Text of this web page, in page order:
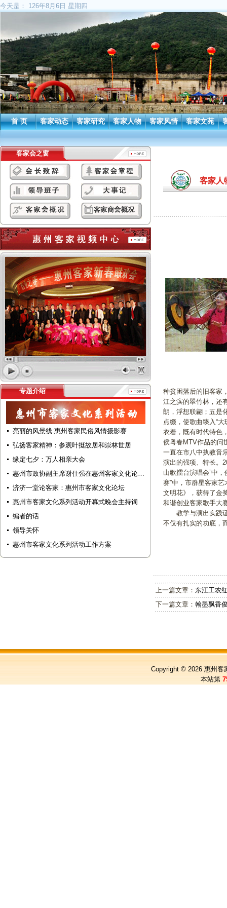
今天是： 126年8月6日 星期四
首 页 客家动态 客家研究 客家人物 客家风情 客家文苑
客家会之窗
专题介绍
亮丽的风景线:惠州客家民俗风情摄影赛
弘扬客家精神：参观叶挺故居和崇林世居
缘定七夕：万人相亲大会
惠州市政协副主席谢仕强在惠州客家文化论…
济济一堂论客家：惠州市客家文化论坛
惠州市客家文化系列活动开幕式晚会主持词
编者的话
领导关怀
惠州市客家文化系列活动工作方案
客家人
种贫困落后的旧客家
江之滨的翠竹林，还
朗，浮想联翩；五是
点缀，使歌曲臻入“
衣着，既有时代特色
侯粤春MTV作品的问
一直在市八中执教音
演出的强项、特长。
山歌擂台演唱会”中
赛”中，市群星客家
文明花》，获得了金
和谐创业客家歌手大
教学与演出实践证
不仅有扎实的功底，
上一篇文章： 东江工农
下一篇文章：翰墨飘香
Copyright © 2026 惠州客
本站第